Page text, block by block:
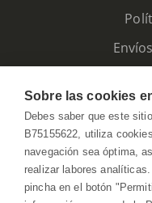
Sobre las cookies
Debes saber que este
B75155622, utiliza
navegación sea óptima,
realizar labores
pincha en el botón